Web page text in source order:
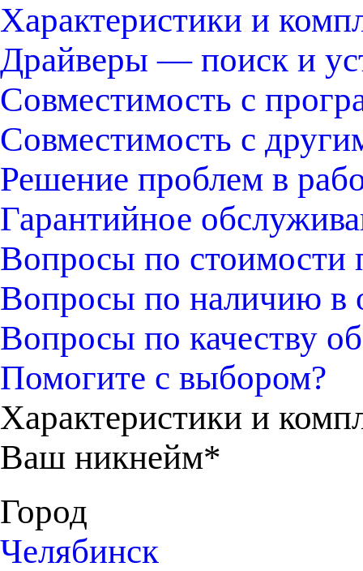
Характеристики и
Драйверы — поиск и
Совместимость с
Совместимость с
Решение проблем в
Гарантийное
Вопросы по стоимости
Вопросы по наличию в
Вопросы по качеству
Помогите с выбором?
Характеристики и
Ваш никнейм*
Город
Челябинск